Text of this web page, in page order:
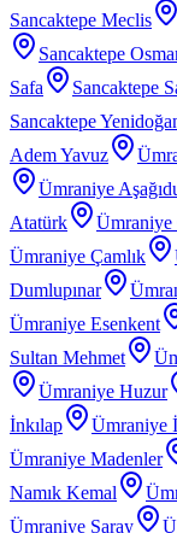
Sancaktepe Meclis
Sancaktepe
Safa
Sancaktepe
Sancaktepe
Adem Yavuz
Ümraniye
Atatürk
Ümraniye Çamlık
Dumlupınar
Ümraniye Esenkent
Sultan Mehmet
Ümraniye Huzur
İnkılap
Ümraniye
Ümraniye Madenler
Namık Kemal
Ümraniye Saray